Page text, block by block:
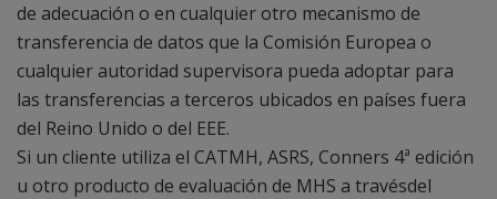
de adecuación o en cualquier otro mecanismo de
transferencia de datos que la Comisión Europea o
cualquier autoridad supervisora pueda adoptar para
las transferencias a terceros ubicados en países fuera
del Reino Unido o del EEE.
Si un cliente utiliza el CATMH, ASRS, Conners 4ª edición
u otro producto de evaluación de MHS a travésdel